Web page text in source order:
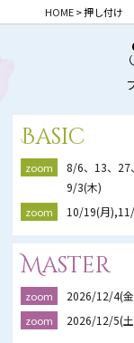
HOME>押し付け
Basic
zoom
8/6、13、27、
9/3(木)
zoom 10/19(月
Master
zoom 2026/12/4(
zoom 2026/12/5(